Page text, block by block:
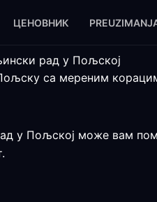
ЦЕНОВНИК
рад у Пољској
са мереним
у Пољској може вам